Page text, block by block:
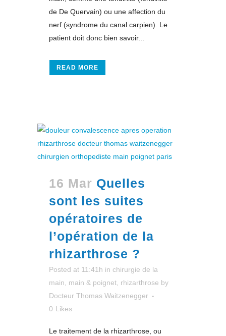
de De Quervain) ou une affection du
nerf (syndrome du canal carpien). Le
patient doit donc bien savoir...
READ MORE
16 Mar Quelles
sont les suites
opératoires de
l’opération de la
rhizarthrose ?
Posted at 11:41h in chirurgie de la
main
main & poignet rhizarthrose by
Docteur Thomas Waitzenegger
0 Likes
Le traitement de la rhizarthrose, ou